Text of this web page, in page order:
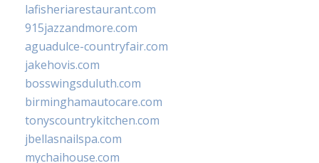
lafisheriarestaurant.com
915jazzandmore.com
aguadulce-countryfair.com
jakehovis.com
bosswingsduluth.com
birminghamautocare.com
tonyscountrykitchen.com
jbellasnailspa.com
mychaihouse.com